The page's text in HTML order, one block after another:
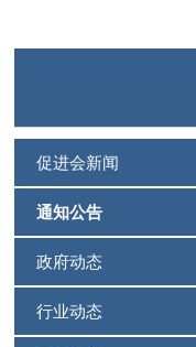
促进会新闻
通知公告
政府动态
行业动态